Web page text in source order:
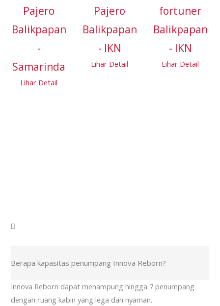
Pajero
Balikpapan
-
Samarinda
Lihar Detail
Pajero
Balikpapan
- IKN
Lihar Detail
fortuner
Balikpapan
- IKN
Lihar Detail
Berapa kapasitas penumpang Innova Reborn?
Innova Reborn dapat menampung hingga 7 penumpang
dengan ruang kabin yang lega dan nyaman.